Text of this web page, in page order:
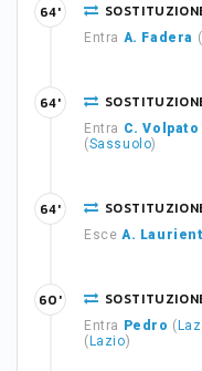
Entra A. Fadera (
64'
Entra C. Volpato
(Sassuolo)
64'
Esce A.
64'
Entra Pedro (
( Lazio)
60'